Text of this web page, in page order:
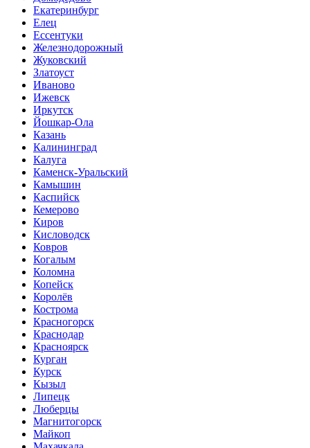
Екатеринбург
Елец
Ессентуки
Железнодорожный
Жуковский
Златоуст
Иваново
Ижевск
Иркутск
Йошкар-Ола
Казань
Калининград
Калуга
Каменск-Уральский
Камышин
Каспийск
Кемерово
Киров
Кисловодск
Ковров
Когалым
Коломна
Копейск
Королёв
Кострома
Красногорск
Краснодар
Красноярск
Курган
Курск
Кызыл
Липецк
Люберцы
Магнитогорск
Майкоп